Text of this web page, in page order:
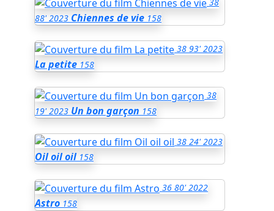
38
88' 2023 Chiennes de vie 158
38 93' 2023
La petite 158
38
19' 2023 Un bon garçon 158
38 24' 2023
Oil oil oil 158
36 80' 2022
Astro 158